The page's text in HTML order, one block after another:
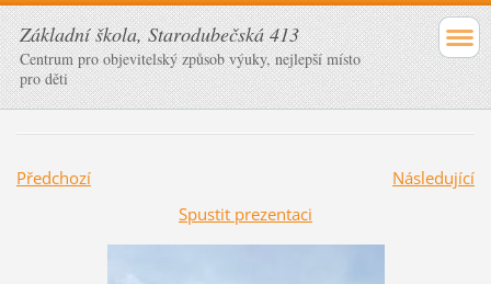
Základní škola, Starodubečská 413
Centrum pro objevitelský způsob výuky, nejlepší místo
pro děti
Předchozí
Následující
Spustit prezentaci